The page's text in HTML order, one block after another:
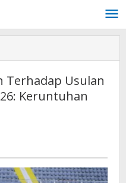
Terhadap Usulan
Keruntuhan